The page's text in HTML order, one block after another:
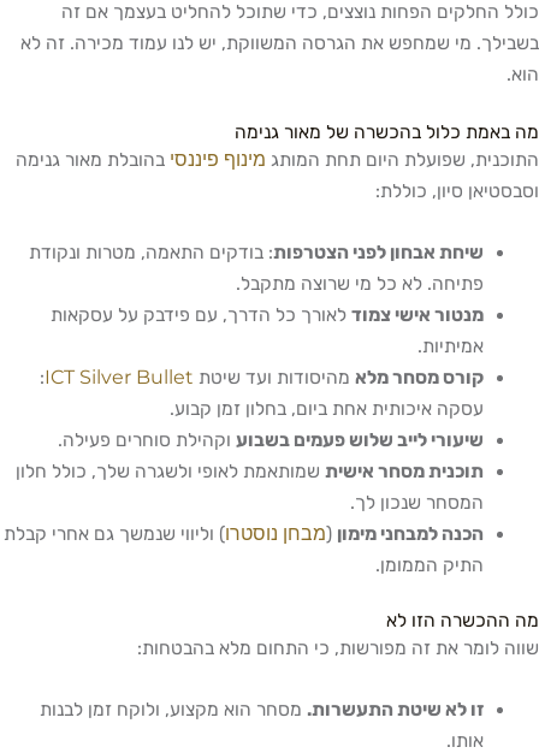
כולל החלקים הפחות נוצצים, כדי שתוכל להחליט בעצמך אם זה
בשבילך. מי שמחפש את הגרסה המשווקת, יש לנו עמוד מכירה. זה לא
הוא.
מה באמת כלול בהכשרה של מאור גנימה
התוכנית, שפועלת היום תחת המותג מינוף פיננסי בהובלת מאור גנימה
וסבסטיאן סיון, כוללת:
שיחת אבחון לפני הצטרפות: בודקים התאמה, מטרות ונקודת
פתיחה. לא כל מי שרוצה מתקבל.
מנטור אישי צמוד לאורך כל הדרך, עם פידבק על עסקאות
אמיתיות.
קורס מסחר מלא מהיסודות ועד שיטת ICT Silver Bullet
:
עסקה איכותית אחת ביום, בחלון זמן קבוע.
שיעורי לייב שלוש פעמים בשבוע וקהילת סוחרים פעילה.
תוכנית מסחר אישית שמותאמת לאופי ולשגרה שלך, כולל חלון
המסחר שנכון לך.
הכנה למבחני מימון (מבחן נוסטרו) וליווי שנמשך גם אחרי קבלת
התיק הממומן.
מה ההכשרה הזו לא
שווה לומר את זה מפורשות, כי התחום מלא בהבטחות:
זו לא שיטת התעשרות. מסחר הוא מקצוע, ולוקח זמן לבנות
אותו.